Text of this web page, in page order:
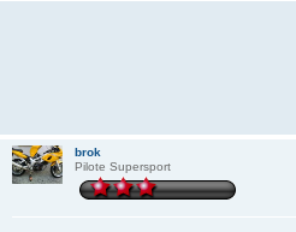
brok
Pilote Supersport